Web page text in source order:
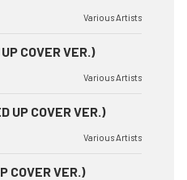
Various Artists
COVER VER.)
Various Artists
UP COVER VER.)
Various Artists
COVER VER.)